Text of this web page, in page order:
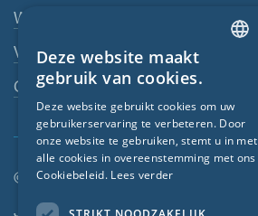
Webshop
Vakhandelaar
Contactpersoon
© SIGA 2026
Footer-navigatie
Jobs
FRENCH
CZECH
Deze website maakt
gebruik van cookies.
Deze website gebruikt cookies om uw
gebruikerservaring te verbeteren. Door
onze website te gebruiken, stemt u in met
alle cookies in overeenstemming met ons
Cookiebeleid. Lees verder